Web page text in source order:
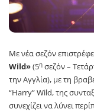
Με νέα σεζόν
Wild»(5η σεζόν –
την Αγγλία), με τη
“Harry” Wild, της
συνεχίζει να λύνει